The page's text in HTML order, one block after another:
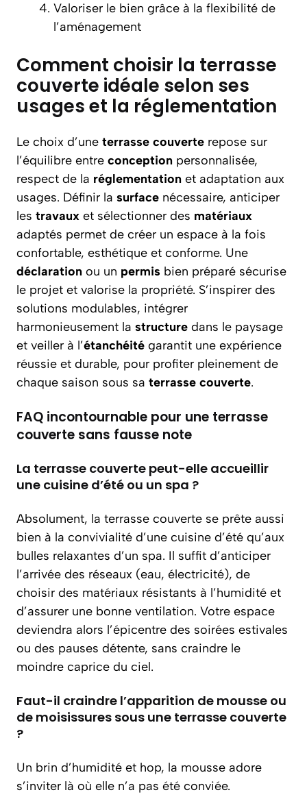
Valoriser le bien grâce à la flexibilité de
l’aménagement
Comment choisir la terrasse
couverte idéale selon ses
usages et la réglementation
Le choix d’une terrasse couverte repose sur
l’équilibre entre conception personnalisée,
respect de la réglementation et adaptation aux
usages. Définir la surface nécessaire, anticiper
les travaux et sélectionner des matériaux
adaptés permet de créer un espace à la fois
confortable, esthétique et conforme. Une
déclaration ou un permis bien préparé sécurise
le projet et valorise la propriété. S’inspirer des
solutions modulables, intégrer
harmonieusement la structure dans le paysage
et veiller à l’étanchéité garantit une expérience
réussie et durable, pour profiter pleinement de
chaque saison sous sa terrasse couverte.
FAQ incontournable pour une terrasse
couverte sans fausse note
La terrasse couverte peut-elle accueillir
une cuisine d’été ou un spa ?
Absolument, la terrasse couverte se prête aussi
bien à la convivialité d’une cuisine d’été qu’aux
bulles relaxantes d’un spa. Il suffit d’anticiper
l’arrivée des réseaux (eau, électricité), de
choisir des matériaux résistants à l’humidité et
d’assurer une bonne ventilation. Votre espace
deviendra alors l’épicentre des soirées estivales
ou des pauses détente, sans craindre le
moindre caprice du ciel.
Faut-il craindre l’apparition de mousse ou
de moisissures sous une terrasse couverte
?
Un brin d’humidité et hop, la mousse adore
s’inviter là où elle n’a pas été conviée.